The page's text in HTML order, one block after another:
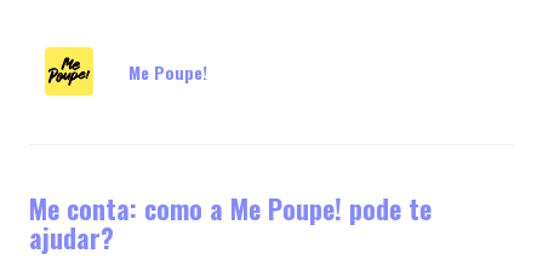
Me Poupe!
Me conta: como a Me Poupe! pode te
ajudar?